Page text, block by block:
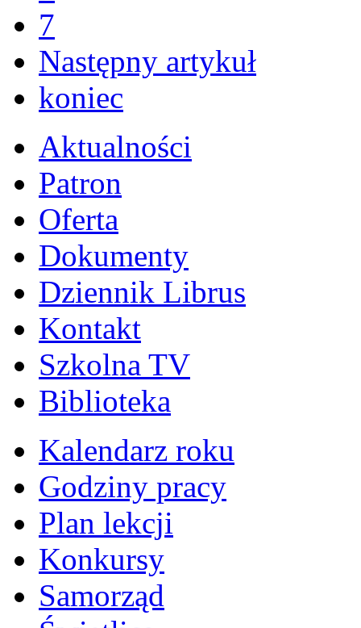
7
Następny artykuł
koniec
Aktualności
Patron
Oferta
Dokumenty
Dziennik Librus
Kontakt
Szkolna TV
Biblioteka
Kalendarz roku
Godziny pracy
Plan lekcji
Konkursy
Samorząd